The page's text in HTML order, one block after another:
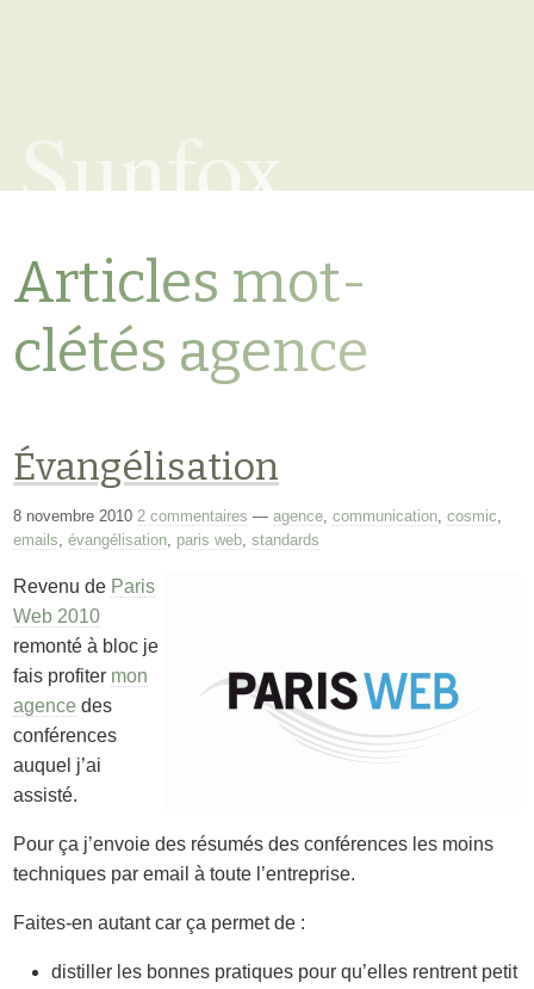
Sunfox
Articles mot-
clétés agence
Évangélisation
8 novembre 2010 2 commentaires —agence ,communication ,cosmic
emails ,évangélisation paris web ,standards
Revenu de Paris
Web 2010
remonté à bloc je
fais profiter mon
agence des
conférences
auquel j’ai
assisté.
Pour ça j’envoie des résumés des conférences les moins
techniques par email à toute l’entreprise.
Faites-en autant car ça permet de :
distiller les bonnes pratiques pour qu’elles rentrent petit